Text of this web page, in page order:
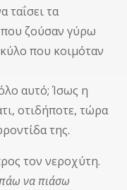
ταΐσει τα
που ζούσαν γύρω
που κοιμόταν
αυτό; Ίσως η
οτιδήποτε, τώρα
της.
τον νεροχύτη.
να πιάσω